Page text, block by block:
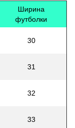
Ширина
футболки
30
31
32
33